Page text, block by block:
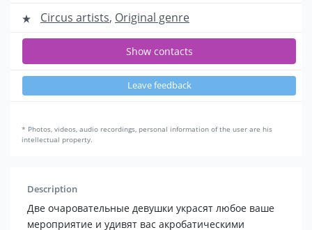
Circus artists, Original genre
Show contacts
Leave feedback
* Photos, videos, audio recordings, personal information of the user are his
intellectual property.
Description
Две очаровательные девушки украсят любое ваше
мероприятие и удивят вас акробатическими